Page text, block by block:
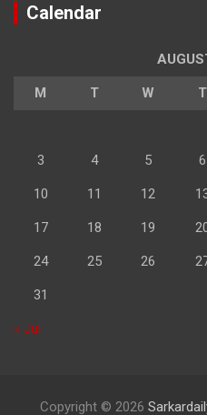
Calendar
M T W T
3 4 5 6
10 11 12
17 18 19
24 25 26
31
« Jul
Copyright © 2026